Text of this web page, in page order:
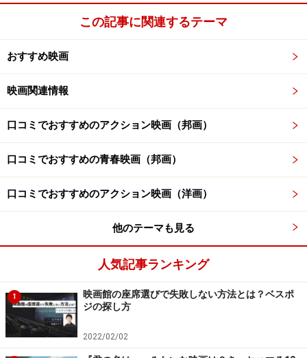
が決まっていた。そのとき、彼の前に少女から高校生ま
での三姉妹が次々と現れる……。
浅田次郎が直木賞を受賞した小説の映画化。実直な鉄道
員がこれまでの人生を振り返ったとき、思いがけないご
ーとはいえ、みんなこういう健さんを見に来るのだから
これでいいのです。
監督：降旗康男 出演：高倉健、大竹しのぶ、広末涼
子、吉岡秀隆、安藤政信ほか
＞お次は健さんが出演したハリウッド映画をご紹介！
※記事内容は執筆時点のものです。最新の内容をご確認くださ
い。
1/3 次のページへ
この記事に関連するテーマ
おすすめ映画
映画関連情報
口コミでおすすめのアクション映画（邦画）
口コミでおすすめの青春映画（邦画）
口コミでおすすめのアクション映画（洋画）
他のテーマも見る
人気記事ランキング
1
映画館の座席選びで失敗しない方法とは？ベスポ
ジの探し方
2022/02/02